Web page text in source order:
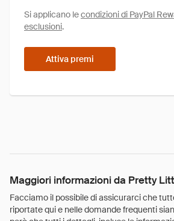
Si applicano lecondizioni di PayPal
esclusioni.
Attiva premi
Maggiori informazioni da Pretty
Facciamo il possibile di assicurarci che
riportate qui e nelle domande frequenti